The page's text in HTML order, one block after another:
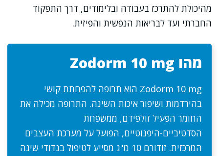
מהיכולת להתרכז בעבודה ובלימודים, דרך התפקוד
החברתי ועד לבריאות הנפשית והפיזית.
מהו Zodorm 10 mg
Zodorm 10 mg הוא תרופה להפחתת קושי
בהירדמות ושיפור איכות השינה. התרופה מכילה את
החומר הפעיל זולפידם, ממשפחת
הסדטיביים-היפנוטיים, הפועל על מערכת העצבים
המרכזית. זודורם 10 מ"ג מסייע לטיפול בנדודי שינה